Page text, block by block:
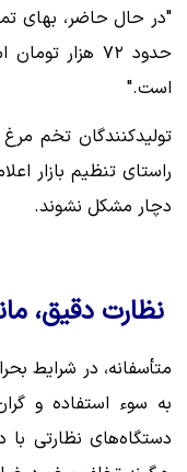
"در حال حاضر، بهای
حدود ۷۲ هزار
است."
تولیدکنندگان تخم
راستای تنظیم بازار
دچار مشکل نشوند.
نظارت دقیق،
متأسفانه، در شرایط
به سوء استفاده و
دستگاه‌های نظارتی